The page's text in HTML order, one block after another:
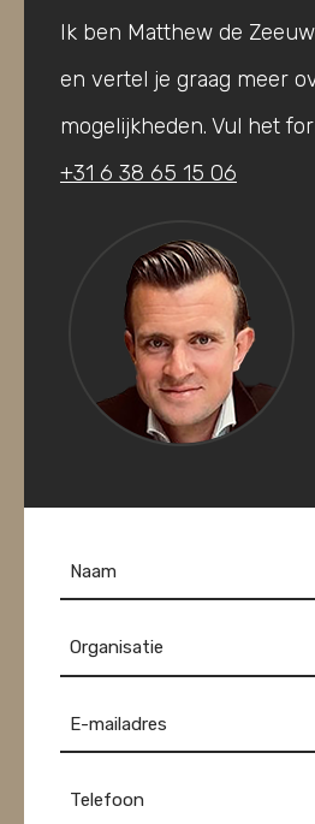
Ik ben Matthew de
en vertel je graag meer
mogelijkheden. Vul het
+31 6 38 65 15 06
Naam
Organisatie
E-
mail
Telefoon